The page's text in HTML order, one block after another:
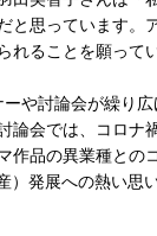
と思っています。
れることを願って
や討論会が繰り
論会では、コロナ
作品の異業種との
）発展への熱い思